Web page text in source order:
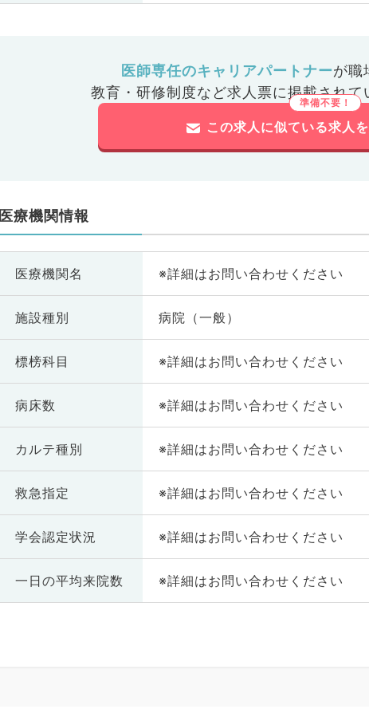
医師専任のキャリアパートナーが職
教育・研修制度など求人票に掲載されて
この求人に似ている求人
医療機関情報
医療機関名 ※詳細はお問い合わせください
施設種別 病院（一般）
標榜科目 ※詳細はお問い合わせください
病床数 ※詳細はお問い合わせください
カルテ種別 ※詳細はお問い合わせください
救急指定 ※詳細はお問い合わせください
学会認定状況 ※詳細はお問い合わせください
一日の平均来院数 ※詳細はお問い合わせください